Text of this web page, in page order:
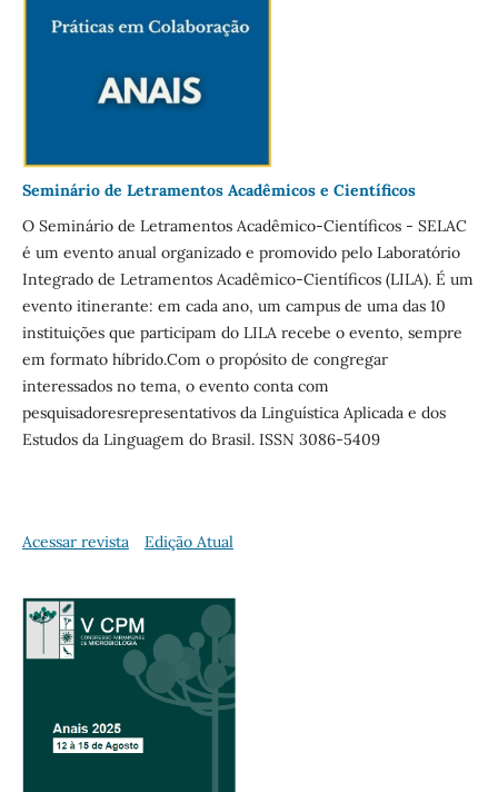
Seminário de Letramentos Acadêmicos e Científicos
O Seminário de Letramentos Acadêmico-Científicos - SELAC
é um evento anual organizado e promovido pelo Laboratório
Integrado de Letramentos Acadêmico-Científicos (LILA). É um
evento itinerante: em cada ano, um campus de uma das 10
instituições que participam do LILA recebe o evento, sempre
em formato híbrido.Com o propósito de congregar
interessados no tema, o evento conta com
pesquisadoresrepresentativos da Linguística Aplicada e dos
Estudos da Linguagem do Brasil. ISSN 3086-5409
Acessar revista Edição Atual